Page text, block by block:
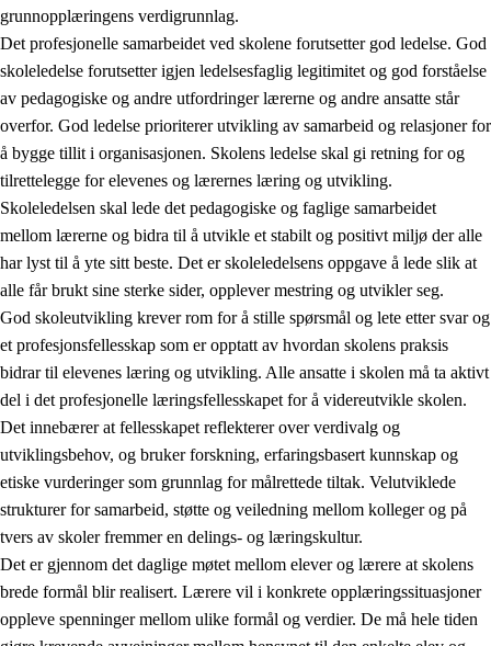
grunnopplæringens verdigrunnlag.
Det profesjonelle samarbeidet ved skolene forutsetter god ledelse. God
skoleledelse forutsetter igjen ledelsesfaglig legitimitet og god forståelse
av pedagogiske og andre utfordringer lærerne og andre ansatte står
overfor. God ledelse prioriterer utvikling av samarbeid og relasjoner for
å bygge tillit i organisasjonen. Skolens ledelse skal gi retning for og
tilrettelegge for elevenes og lærernes læring og utvikling.
Skoleledelsen skal lede det pedagogiske og faglige samarbeidet
mellom lærerne og bidra til å utvikle et stabilt og positivt miljø der alle
har lyst til å yte sitt beste. Det er skoleledelsens oppgave å lede slik at
alle får brukt sine sterke sider, opplever mestring og utvikler seg.
God skoleutvikling krever rom for å stille spørsmål og lete etter svar og
et profesjonsfellesskap som er opptatt av hvordan skolens praksis
bidrar til elevenes læring og utvikling. Alle ansatte i skolen må ta aktivt
del i det profesjonelle læringsfellesskapet for å videreutvikle skolen.
Det innebærer at fellesskapet reflekterer over verdivalg og
utviklingsbehov, og bruker forskning, erfaringsbasert kunnskap og
etiske vurderinger som grunnlag for målrettede tiltak. Velutviklede
strukturer for samarbeid, støtte og veiledning mellom kolleger og på
tvers av skoler fremmer en delings- og læringskultur.
Det er gjennom det daglige møtet mellom elever og lærere at skolens
brede formål blir realisert. Lærere vil i konkrete opplæringssituasjoner
oppleve spenninger mellom ulike formål og verdier. De må hele tiden